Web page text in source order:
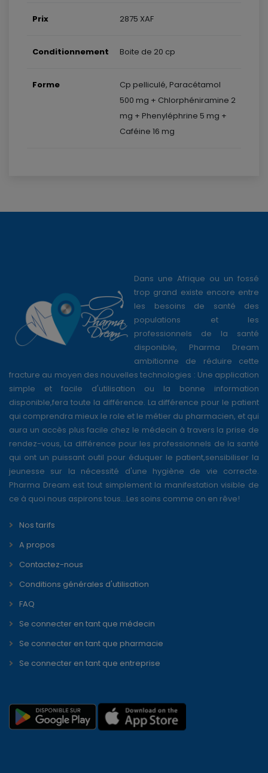
Prix 2875 XAF
Conditionnement Boite de 20 cp
Forme
Cp pelliculé, Paracétamol
500 mg + Chlorphéniramine 2
mg + Phenyléphrine 5 mg +
Caféine 16 mg
Dans une Afrique ou un fossé
trop grand existe encore entre
les besoins de santé des
populations et les
professionnels de la santé
disponible, Pharma Dream
ambitionne de réduire cette
fracture au moyen des nouvelles technologies : Une application
simple et facile d'utilisation ou la bonne information
disponible,fera toute la différence. La différence pour le patient
qui comprendra mieux le role et le métier du pharmacien, et qui
aura un accès plus facile chez le médecin à travers la prise de
rendez-vous, La différence pour les professionnels de la santé
qui ont un puissant outil pour éduquer le patient,sensibiliser la
jeunesse sur la nécessité d'une hygiène de vie correcte.
Pharma Dream est tout simplement la manifestation visible de
ce à quoi nous aspirons tous...Les soins comme on en rêve!
Nos tarifs
A propos
Contactez-nous
Conditions générales d'utilisation
FAQ
Se connecter en tant que médecin
Se connecter en tant que pharmacie
Se connecter en tant que entreprise